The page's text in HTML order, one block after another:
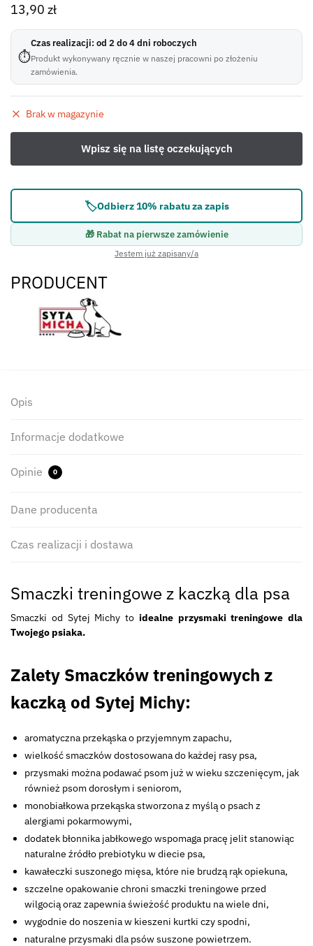
13,90 zł
⏱
Czas realizacji: od 2 do 4 dni roboczych
Produkt wykonywany ręcznie w naszej pracowni po złożeniu
zamówienia.
Brak w magazynie
🏷️Odbierz 10% rabatu za zapis
🎁 Rabat na pierwsze zamówienie
Jestem już zapisany/a
PRODUCENT
Opis
Informacje dodatkowe
Opinie 0
Dane producenta
Czas realizacji i dostawa
Smaczki treningowe z kaczką dla psa
Smaczki od Sytej Michy to idealne przysmaki treningowe dla
Twojego psiaka.
Zalety Smaczków treningowych z
kaczką od Sytej Michy:
aromatyczna przekąska o przyjemnym zapachu,
wielkość smaczków dostosowana do każdej rasy psa,
przysmaki można podawać psom już w wieku szczenięcym, jak
również psom dorosłym i seniorom,
monobiałkowa przekąska stworzona z myślą o psach z
alergiami pokarmowymi,
dodatek błonnika jabłkowego wspomaga pracę jelit stanowiąc
naturalne źródło prebiotyku w diecie psa,
kawałeczki suszonego mięsa, które nie brudzą rąk opiekuna,
szczelne opakowanie chroni smaczki treningowe przed
wilgocią oraz zapewnia świeżość produktu na wiele dni,
wygodnie do noszenia w kieszeni kurtki czy spodni,
naturalne przysmaki dla psów suszone powietrzem.